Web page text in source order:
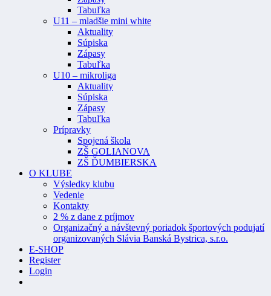
Tabuľka
U11 – mladšie mini white
Aktuality
Súpiska
Zápasy
Tabuľka
U10 – mikroliga
Aktuality
Súpiska
Zápasy
Tabuľka
Prípravky
Spojená škola
ZŠ GOLIANOVA
ZŠ ĎUMBIERSKA
O KLUBE
Výsledky klubu
Vedenie
Kontakty
2 % z dane z príjmov
Organizačný a návštevný poriadok športových podujatí
organizovaných Slávia Banská Bystrica, s.r.o.
E-SHOP
Register
Login